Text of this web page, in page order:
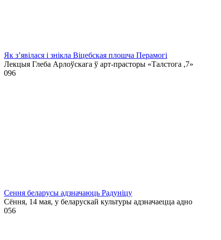
Як з’явілася і знікла Віцебская плошча Перамогі
Лекцыя Глеба Арлоўскага ў арт-прасторы «Талстога ,7»
096
Сення беларусы адзначаюць Радуніцу
Сёння, 14 мая, у беларускай культуры адзначаецца адно
056